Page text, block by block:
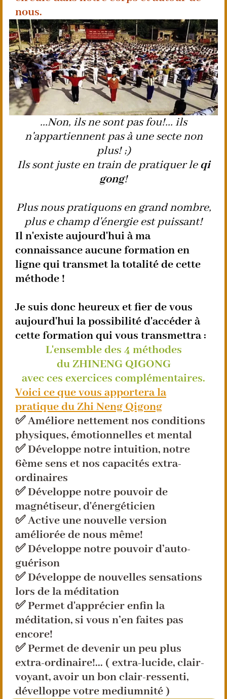
nous.
...Non, ils ne sont pas fou!... ils
n'appartiennent pas à une secte non
plus! ;)
Ils sont juste en train de pratiquer leqi
gong!
Plus nous pratiquons en grand nombre,
plus e champ d'énergie est puissant!
Il n'existe aujourd'hui à ma
connaissance aucune formation en
ligne qui transmet la totalité de cette
méthode !
Je suis donc heureux et fier de vous
aujourd'hui la possibilité d'accéder à
cette formation qui vous transmettra :
L'ensemble des 4 méthodes
du ZHINENG QIGONG
avec ces exercices complémentaires.
Voici ce que vous apportera la
pratique du Zhi Neng Qigong
✅ Améliore nettement nos conditions
physiques, émotionnelles et mental
✅ Développe notre intuition, notre
6ème sens et nos capacités extra-
ordinaires
✅ Développe notre pouvoir de
magnétiseur, d'énergéticien
✅ Active une nouvelle version
améliorée de nous même!
✅ Développe notre pouvoir d’auto-
guérison
✅ Développe de nouvelles sensations
lors de la méditation
✅ Permet d'apprécier enfin la
méditation, si vous n’en faites pas
encore!
✅ Permet de devenir un peu plus
extra-ordinaire!... ( extra-lucide, clair-
voyant, avoir un bon clair-ressenti,
dévelloppe votre mediumnité )